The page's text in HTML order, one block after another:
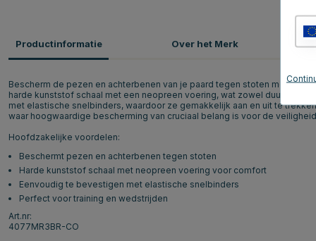
Productinformatie
Bescherm de pezen en achterbenen van je paard tegen stoten met
harde kunststof schaal met een neopreen voering, wat zowel
met elastische snelbinders, waardoor ze gemakkelijk aan en uit te
waar hoogwaardige bescherming van cruciaal belang is voor de
Hoofdzakelijke voordelen:
Beschermt pezen en achterbenen tegen stoten
Harde kunststof schaal met neopreen voering voor comfort
Eenvoudig te bevestigen met elastische snelbinders
Perfect voor training en wedstrijden
Art.nr:
4077MR3BR-CO
Over het Merk